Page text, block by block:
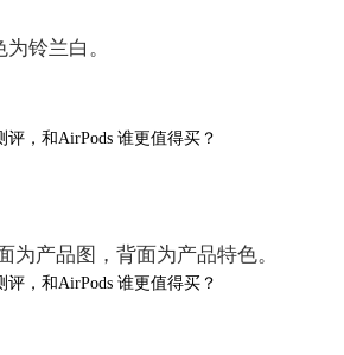
铃兰白。
为产品图，背面为产品特色。